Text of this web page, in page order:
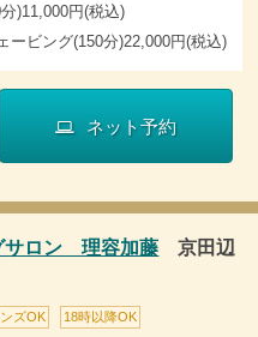
)11,000円(税込)
ービング(150分)22,000円(税込)
ネット予約
サロン 理容加藤 京田辺
ンズOK 18時以降OK